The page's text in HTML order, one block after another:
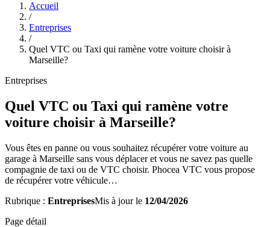
Accueil
/
Entreprises
/
Quel VTC ou Taxi qui ramène votre voiture choisir à
Marseille?
Entreprises
Quel VTC ou Taxi qui ramène votre
voiture choisir à Marseille?
Vous êtes en panne ou vous souhaitez récupérer votre voiture au
garage à Marseille sans vous déplacer et vous ne savez pas quelle
compagnie de taxi ou de VTC choisir. Phocea VTC vous propose
de récupérer votre véhicule…
Rubrique : EntreprisesMis à jour le 12/04/2026
Page détail